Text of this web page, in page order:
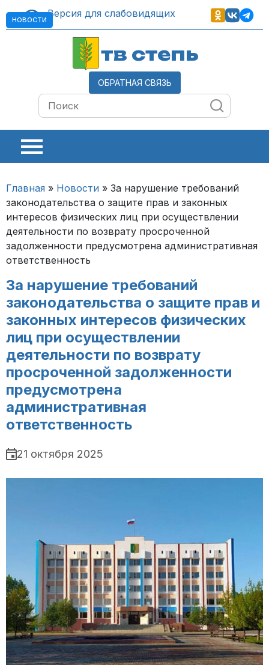
Версия для слабовидящих
тв степь
ОБРАТНАЯ СВЯЗЬ
Главная » Новости » За нарушение требований
законодательства о защите прав и законных
интересов физических лиц при осуществлении
деятельности по возврату просроченной
задолженности предусмотрена административная
ответственность
За нарушение требований
законодательства о защите прав и
законных интересов физических
лиц при осуществлении
деятельности по возврату
просроченной задолженности
предусмотрена
административная
ответственность
НОВОСТИ
21 октября 2025